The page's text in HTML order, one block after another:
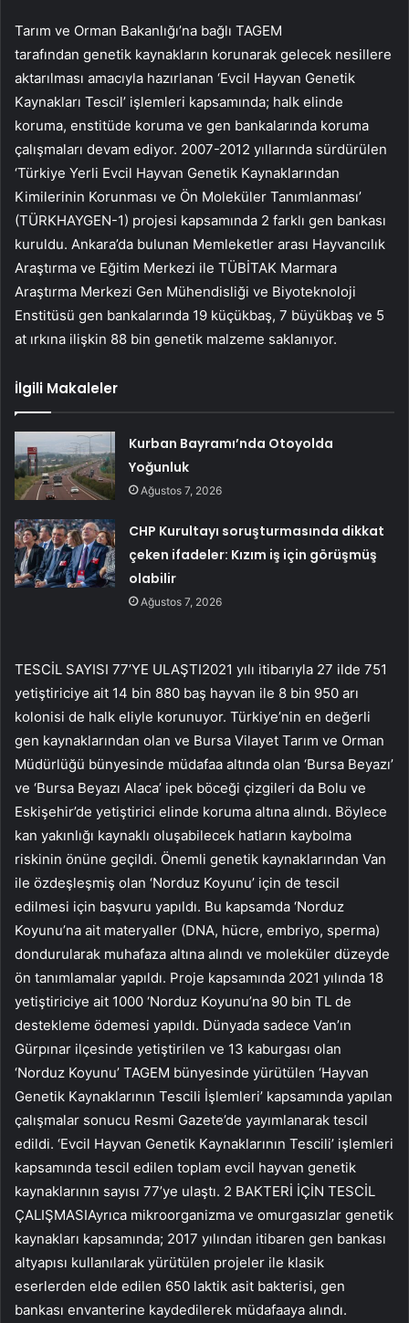
Tarım ve Orman Bakanlığı’na bağlı TAGEM
tarafından genetik kaynakların korunarak gelecek nesillere
aktarılması amacıyla hazırlanan ‘Evcil Hayvan Genetik
Kaynakları Tescil’ işlemleri kapsamında; halk elinde
koruma, enstitüde koruma ve gen bankalarında koruma
çalışmaları devam ediyor. 2007-2012 yıllarında sürdürülen
‘Türkiye Yerli Evcil Hayvan Genetik Kaynaklarından
Kimilerinin Korunması ve Ön Moleküler Tanımlanması’
(TÜRKHAYGEN-1) projesi kapsamında 2 farklı gen bankası
kuruldu. Ankara’da bulunan Memleketler arası Hayvancılık
Araştırma ve Eğitim Merkezi ile TÜBİTAK Marmara
Araştırma Merkezi Gen Mühendisliği ve Biyoteknoloji
Enstitüsü gen bankalarında 19 küçükbaş, 7 büyükbaş ve 5
at ırkına ilişkin 88 bin genetik malzeme saklanıyor.
İlgili Makaleler
Kurban Bayramı’nda Otoyolda
Yoğunluk
Ağustos 7, 2026
CHP Kurultayı soruşturmasında dikkat
çeken ifadeler: Kızım iş için görüşmüş
olabilir
Ağustos 7, 2026
TESCİL SAYISI 77’YE ULAŞTI2021 yılı itibarıyla 27 ilde 751
yetiştiriciye ait 14 bin 880 baş hayvan ile 8 bin 950 arı
kolonisi de halk eliyle korunuyor. Türkiye’nin en değerli
gen kaynaklarından olan ve Bursa Vilayet Tarım ve Orman
Müdürlüğü bünyesinde müdafaa altında olan ‘Bursa Beyazı’
ve ‘Bursa Beyazı Alaca’ ipek böceği çizgileri da Bolu ve
Eskişehir’de yetiştirici elinde koruma altına alındı. Böylece
kan yakınlığı kaynaklı oluşabilecek hatların kaybolma
riskinin önüne geçildi. Önemli genetik kaynaklarından Van
ile özdeşleşmiş olan ‘Norduz Koyunu’ için de tescil
edilmesi için başvuru yapıldı. Bu kapsamda ‘Norduz
Koyunu’na ait materyaller (DNA, hücre, embriyo, sperma)
dondurularak muhafaza altına alındı ve moleküler düzeyde
ön tanımlamalar yapıldı. Proje kapsamında 2021 yılında 18
yetiştiriciye ait 1000 ‘Norduz Koyunu’na 90 bin TL de
destekleme ödemesi yapıldı. Dünyada sadece Van’ın
Gürpınar ilçesinde yetiştirilen ve 13 kaburgası olan
‘Norduz Koyunu’ TAGEM bünyesinde yürütülen ‘Hayvan
Genetik Kaynaklarının Tescili İşlemleri’ kapsamında yapılan
çalışmalar sonucu Resmi Gazete’de yayımlanarak tescil
edildi. ‘Evcil Hayvan Genetik Kaynaklarının Tescili’ işlemleri
kapsamında tescil edilen toplam evcil hayvan genetik
kaynaklarının sayısı 77’ye ulaştı. 2 BAKTERİ İÇİN TESCİL
ÇALIŞMASIAyrıca mikroorganizma ve omurgasızlar genetik
kaynakları kapsamında; 2017 yılından itibaren gen bankası
altyapısı kullanılarak yürütülen projeler ile klasik
eserlerden elde edilen 650 laktik asit bakterisi, gen
bankası envanterine kaydedilerek müdafaaya alındı.